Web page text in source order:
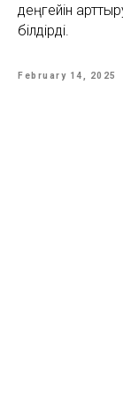
деңгейін
білдірді.
February 14, 2025